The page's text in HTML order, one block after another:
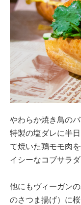
やわらか焼き鳥の
特製の塩ダレに半
て焼いた鶏モモ肉
イシーなコブサラ
他にもヴィーガン
のさつま揚げ）に